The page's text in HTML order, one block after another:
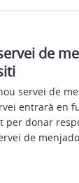
de
servei de
entrarà en
per donar
de